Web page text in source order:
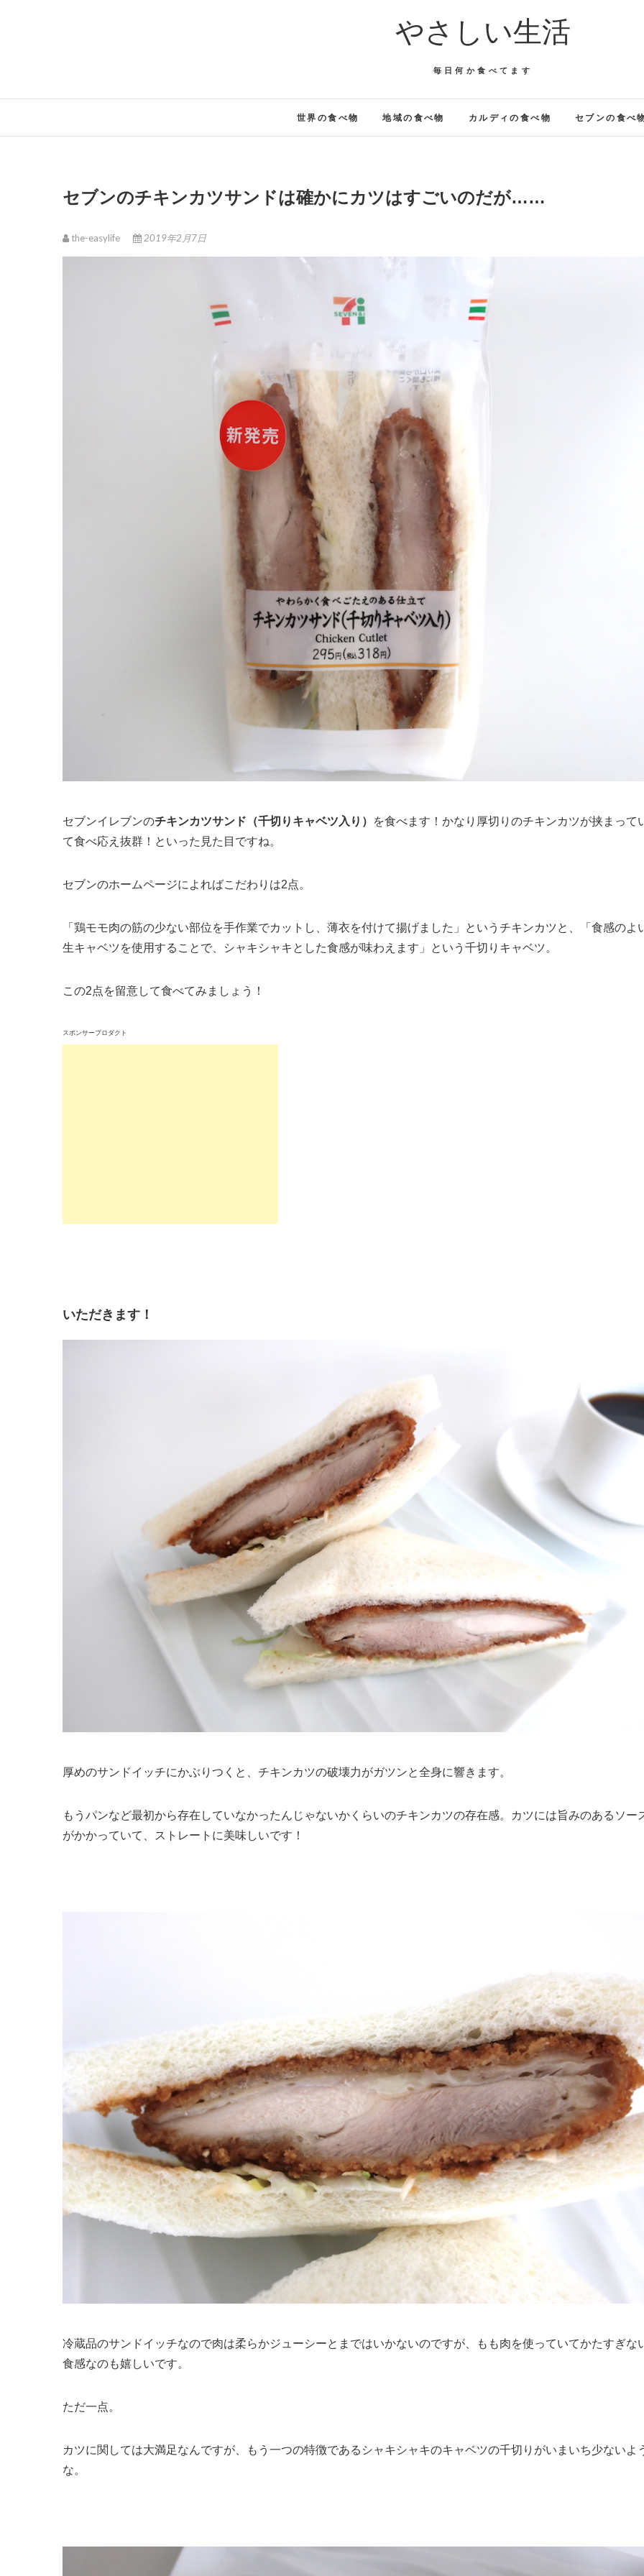
やさしい生活
毎日何か食べてます
世界の食べ物 地域の食べ物 カルディの食べ物 セブンの食べ
セブンのチキンカツサンドは確かにカツはすごいのだが……
the-easylife 2019年2月7日
セブンイレブンのチキンカツサンド（千切りキャベツ入り）
を食べます！かなり厚切りのチキンカツが挟まって
て食べ応え抜群！といった見た目ですね。
セブンのホームページによればこだわりは2点。
「鶏モモ肉の筋の少ない部位を手作業でカットし、薄衣を付けて揚げました」というチキンカツと、「食感のよ
生キャベツを使用することで、シャキシャキとした食感が味わえます」という千切りキャベツ。
この2点を留意して食べてみましょう！
スポンサープロダクト
いただきます！
厚めのサンドイッチにかぶりつくと、チキンカツの破壊力がガツンと全身に響きます。
もうパンなど最初から存在していなかったんじゃないかくらいのチキンカツの存在感。カツには旨みのあるソー
がかかっていて、ストレートに美味しいです！
冷蔵品のサンドイッチなので肉は柔らかジューシーとまではいかないのですが、もも肉を使っていてかたすぎな
食感なのも嬉しいです。
ただ一点。
カツに関しては大満足なんですが、もう一つの特徴であるシャキシャキのキャベツの千切りがいまいち少ないよ
な。